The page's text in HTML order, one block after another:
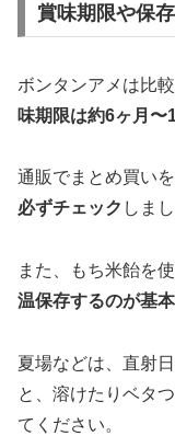
賞味期限や保
ボンタンアメは比
味期限は約6ヶ月〜
通販でまとめ買いを
必ずチェック しま
また、もち米飴を
温保存するのが基本
夏場などは、直射
と、溶けたりベタ
てください。